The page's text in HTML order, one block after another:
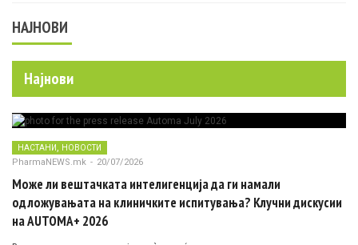
НАЈНОВИ
Најнови
НАСТАНИ НОВОСТИ
PharmaNEWS.mk - 20/07/2026
Може ли вештачката интелигенција да ги намали
одложувањата на клиничките испитувања? Клучни дискусии
на AUTOMA+ 2026